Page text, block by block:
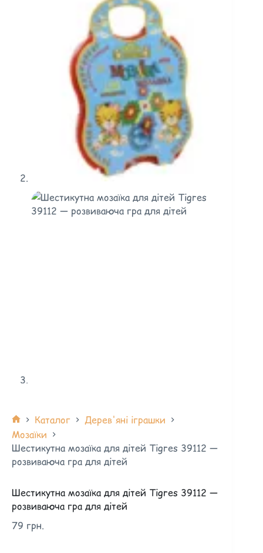
Каталог
Дерев'яні іграшки
Мозаїки
Шестикутна мозаїка для дітей Tigres 39112 —
розвиваюча гра для дітей
Шестикутна мозаїка для дітей Tigres 39112 —
розвиваюча гра для дітей
79 грн.